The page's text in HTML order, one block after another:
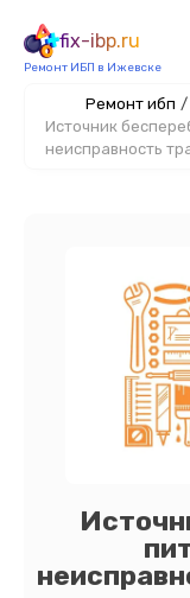
fix-ibp.ru
Ремонт ИБП в Ижевске
Ремонт ибп /
Источник
неисправность